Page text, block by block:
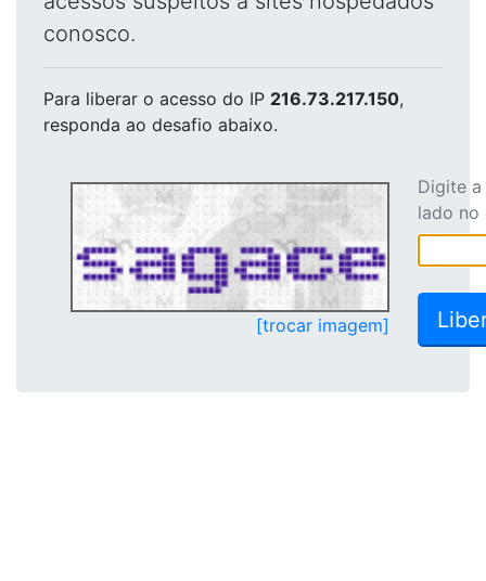
conosco.
Para liberar o acesso do IP 216.73.217.150,
responda ao desafio abaixo.
[trocar imagem]
Digite
lado no